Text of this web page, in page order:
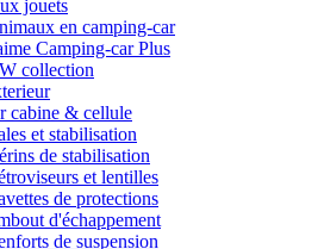
jouets
en camping-car
Camping-car Plus
collection
cabine & cellule
et stabilisation
de stabilisation
et lentilles
de protections
d'échappement
de suspension